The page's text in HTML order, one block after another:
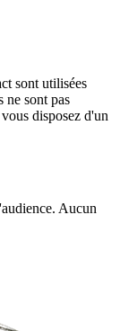
sont utilisées
ne sont pas
disposez d'un
Aucun